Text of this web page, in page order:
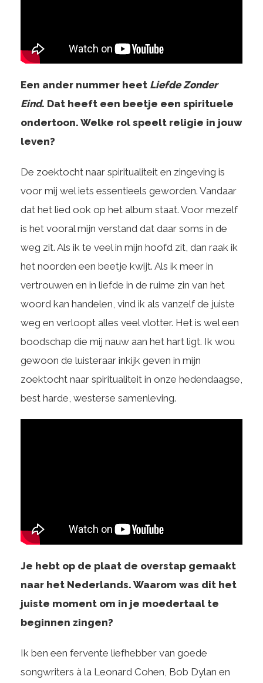
Een ander nummer heet Liefde Zonder
Eind. Dat heeft een beetje een spirituele
ondertoon. Welke rol speelt religie in jouw
leven?
De zoektocht naar spiritualiteit en zingeving is
voor mij wel iets essentieels geworden. Vandaar
dat het lied ook op het album staat. Voor mezelf
is het vooral mijn verstand dat daar soms in de
weg zit. Als ik te veel in mijn hoofd zit, dan raak ik
het noorden een beetje kwijt. Als ik meer in
vertrouwen en in liefde in de ruime zin van het
woord kan handelen, vind ik als vanzelf de juiste
weg en verloopt alles veel vlotter. Het is wel een
boodschap die mij nauw aan het hart ligt. Ik wou
gewoon de luisteraar inkijk geven in mijn
zoektocht naar spiritualiteit in onze hedendaagse,
best harde, westerse samenleving.
Je hebt op de plaat de overstap gemaakt
naar het Nederlands. Waarom was dit het
juiste moment om in je moedertaal te
beginnen zingen?
Ik ben een fervente liefhebber van goede
songwriters à la Leonard Cohen, Bob Dylan en